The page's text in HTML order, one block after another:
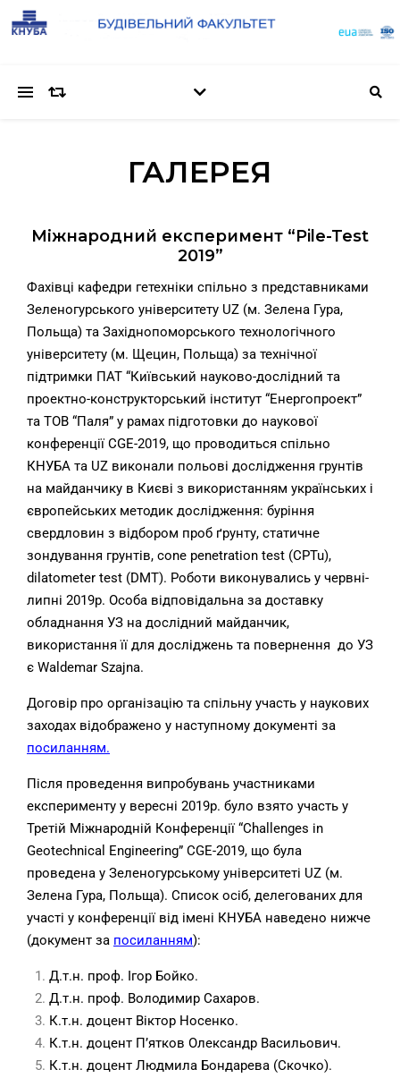
ГАЛЕРЕЯ
Міжнародний експеримент “Pile-Test
2019”
Фахівці кафедри гетехніки спільно з представниками
Зеленогурського університету UZ (м. Зелена Гура,
Польща) та Західнопоморського технологічного
університету (м. Щецин, Польща) за технічної
підтримки ПАТ “Київський науково-дослідний та
проектно-конструкторський інститут “Енергопроект”
та ТОВ “Паля” у рамах підготовки до наукової
конференції CGE-2019, що проводиться спільно
КНУБА та UZ виконали польові дослідження грунтів
на майданчику в Києві з використанням українських і
європейських методик дослідження: буріння
свердловин з відбором проб ґрунту, статичне
зондування грунтів, cone penetration test (СPTu),
dilatometer test (DMT). Роботи виконувались у червні-
липні 2019р. Особа відповідальна за доставку
обладнання УЗ на дослідний майданчик,
використання її для досліджень та повернення до УЗ
є Waldemar Szajna.
Договір про організацію та спільну участь у наукових
заходах відображено у наступному документі за
посиланням.
Після проведення випробувань участниками
експерименту у вересні 2019р. було взято участь у
Третій Міжнародній Конференції “Challenges in
Geotechnical Engineering” CGE-2019, що була
проведена у Зеленогурському університеті UZ (м.
Зелена Гура, Польща). Список осіб, делегованих для
участі у конференції від імені КНУБА наведено нижче
(документ за посиланням):
Д.т.н. проф. Ігор Бойко.
Д.т.н. проф. Володимир Сахаров.
К.т.н. доцент Віктор Носенко.
К.т.н. доцент П’ятков Олександр Васильович.
К.т.н. доцент Людмила Бондарева (Скочко).